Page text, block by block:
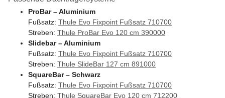
ProBar – Aluminium
Fußsatz: Thule Evo Fixpoint Fußsatz 710700
Streben: Thule ProBar Evo 120 cm 390000
Slidebar – Aluminium
Fußsatz: Thule Evo Fixpoint Fußsatz 710700
Streben: Thule SlideBar 127 cm 891000
SquareBar – Schwarz
Fußsatz: Thule Evo Fixpoint Fußsatz 710700
Streben: Thule SquareBar Evo 120 cm 712200